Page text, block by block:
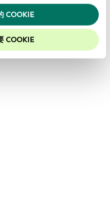
COOKIE
COOKIE